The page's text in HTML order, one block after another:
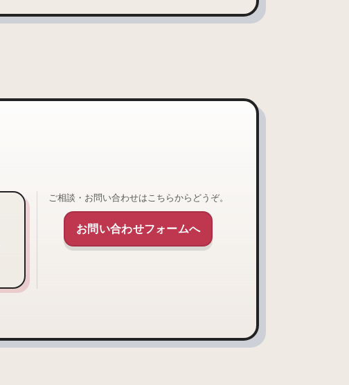
ご相談・お問い合わせはこちらからどうぞ。
お問い合わせフォームへ